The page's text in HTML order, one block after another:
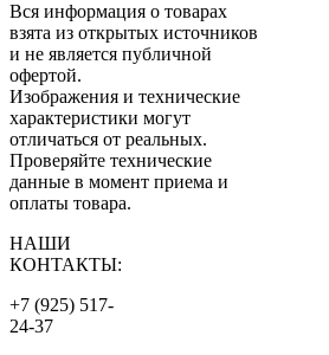
Вся информация о товарах
взята из открытых источников
и не является публичной
офертой.
Изображения и технические
характеристики могут
отличаться от реальных.
Проверяйте технические
данные в момент приема и
оплаты товара.
НАШИ
КОНТАКТЫ:
+7 (925) 517-
24-37